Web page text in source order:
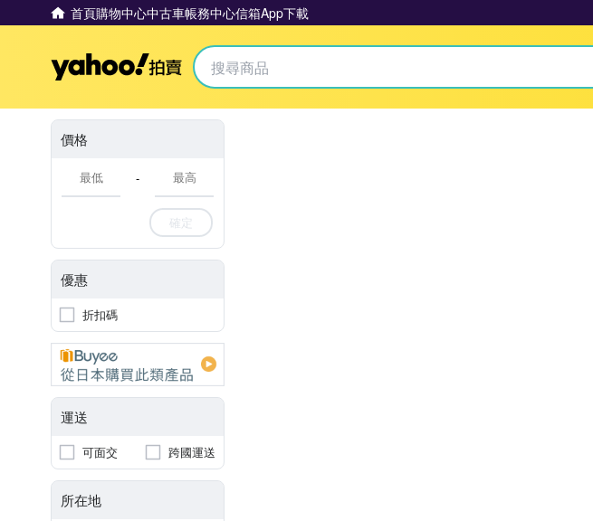
首頁購物中心中古車帳務中心信箱App下載
Yahoo拍賣
價格
-
確定
優惠
折扣碼
運送
可面交 跨國運送
所在地